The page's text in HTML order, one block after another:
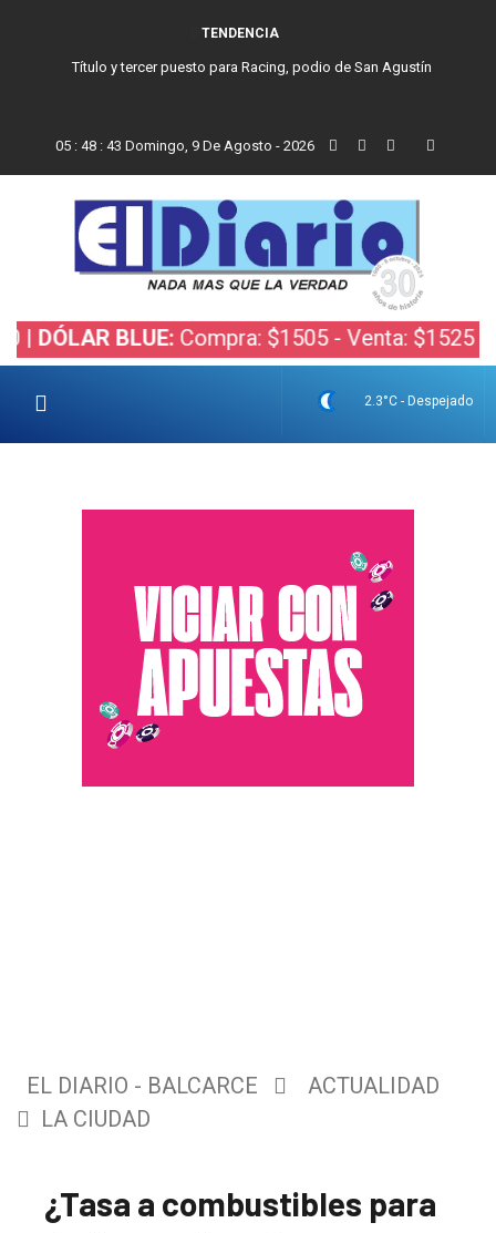
TENDENCIA
Título y tercer puesto para Racing, podio de San Agustín
05 : 48 : 44 Domingo, 9 De Agosto - 2026
BLUE:Compra: $1505 - Venta: $1525 |
2.3°C - Despejado
EL DIARIO - BALCARCE
ACTUALIDAD
LA CIUDAD
¿Tasa a combustibles para